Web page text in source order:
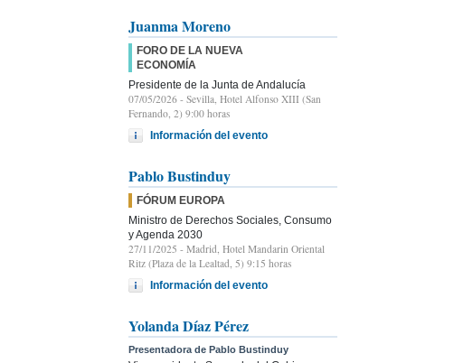
Juanma Moreno
FORO DE LA NUEVA
ECONOMÍA
Presidente de la Junta de Andalucía
07/05/2026 - Sevilla, Hotel Alfonso XIII (San
Fernando, 2) 9:00 horas
Información del evento
Pablo Bustinduy
FÓRUM EUROPA
Ministro de Derechos Sociales, Consumo
y Agenda 2030
27/11/2025 - Madrid, Hotel Mandarin Oriental
Ritz (Plaza de la Lealtad, 5) 9:15 horas
Información del evento
Yolanda Díaz Pérez
Presentadora de Pablo Bustinduy